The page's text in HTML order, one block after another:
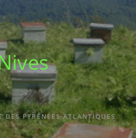
DES PYRÉNÉES ATLANTIQUES